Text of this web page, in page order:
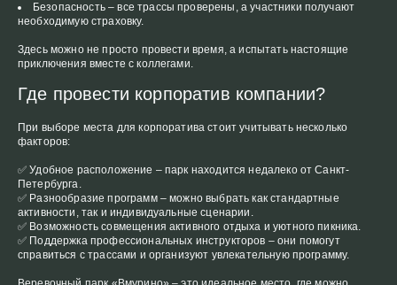
Безопасность – все трассы проверены, а участники получают
необходимую страховку.
Здесь можно не просто провести время, а испытать настоящие
приключения вместе с коллегами.
Где провести корпоратив компании?
При выборе места для корпоратива стоит учитывать несколько
факторов:
✅ Удобное расположение – парк находится недалеко от Санкт-
Петербурга.
✅ Разнообразие программ – можно выбрать как стандартные
активности, так и индивидуальные сценарии.
✅ Возможность совмещения активного отдыха и уютного пикника.
✅ Поддержка профессиональных инструкторов – они помогут
справиться с трассами и организуют увлекательную программу.